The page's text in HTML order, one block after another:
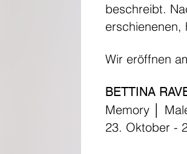
beschreibt.
erschienenen,
Wir eröffnen
BETTINA
Memory │
23. Oktober -